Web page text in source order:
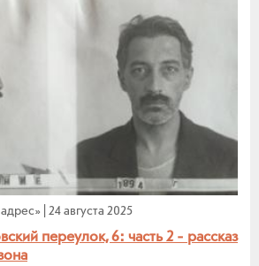
24 августа 2025
переулок, 6: часть 2 - рассказ